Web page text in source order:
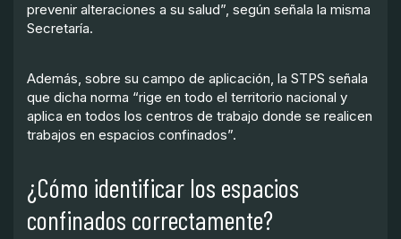
prevenir alteraciones a su salud”, según señala la misma
Secretaría.
Además, sobre su campo de aplicación, la STPS señala
que dicha norma “rige en todo el territorio nacional y
aplica en todos los centros de trabajo donde se realicen
trabajos en espacios confinados”.
¿Cómo identificar los espacios
confinados correctamente?